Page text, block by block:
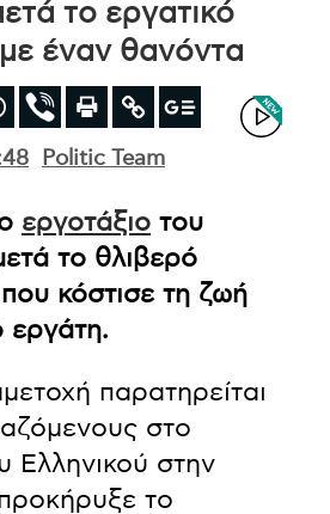
το εργατικό
έναν θανόντα
Politic Team
εργοτάξιο του
το θλιβερό
κόστισε τη ζωή
εργάτη.
παρατηρείται
στο
Ελληνικού στην
το